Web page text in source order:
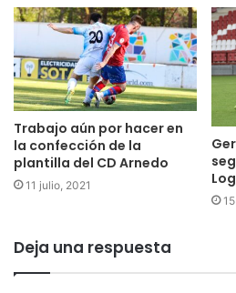
Trabajo aún por hacer en
la confección de la
plantilla del CD Arnedo
11 julio, 2021
Deja una respuesta